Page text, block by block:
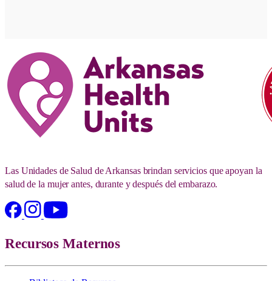
Las Unidades de Salud de Arkansas brindan servicios que apoyan la
salud de la mujer antes, durante y después del embarazo.
Recursos Maternos